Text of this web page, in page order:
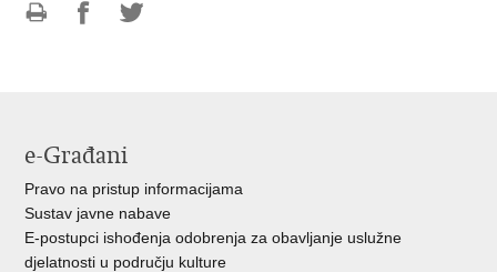
e-Građani
Pravo na pristup informacijama
Sustav javne nabave
E-postupci ishođenja odobrenja za obavljanje uslužne
djelatnosti u području kulture